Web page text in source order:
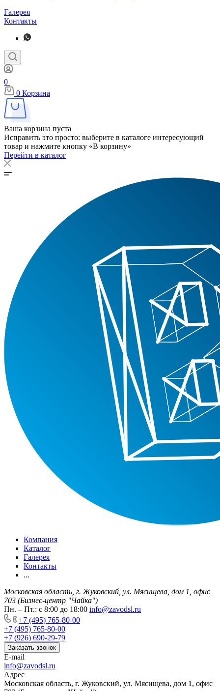
Галерея
Контакты
0
0 Корзина
Ваша корзина пуста
Исправить это просто: выберите в каталоге интересующий
товар и нажмите кнопку «В корзину»
Перейти в каталог
Компания
Каталог
Галерея
Контакты
...
Московская область, г. Жуковский, ул. Мясищева, дом 1, офис
703 (Бизнес-центр "Чайка")
Пн. – Пт.: с 8:00 до 18:00 info@zavodsl.ru
+7 (495) 765-80-00
+7 (495) 765-80-00
+7 (926) 690-29-79
Заказать звонок
E-mail
info@zavodsl.ru
Адрес
Московская область, г. Жуковский, ул. Мясищева, дом 1, офис